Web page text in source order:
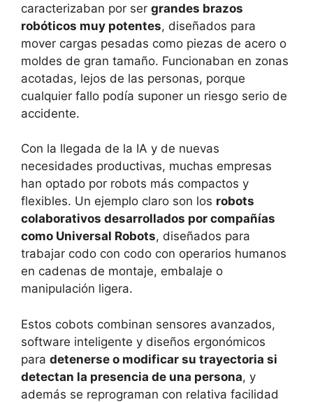
caracterizaban por ser grandes brazos
robóticos muy potentes, diseñados para
mover cargas pesadas como piezas de acero o
moldes de gran tamaño. Funcionaban en zonas
acotadas, lejos de las personas, porque
cualquier fallo podía suponer un riesgo serio de
accidente.
Con la llegada de la IA y de nuevas
necesidades productivas, muchas empresas
han optado por robots más compactos y
flexibles. Un ejemplo claro son los robots
colaborativos desarrollados por compañías
como Universal Robots, diseñados para
trabajar codo con codo con operarios humanos
en cadenas de montaje, embalaje o
manipulación ligera.
Estos cobots combinan sensores avanzados,
software inteligente y diseños ergonómicos
para detenerse o modificar su trayectoria si
detectan la presencia de una persona, y
además se reprograman con relativa facilidad